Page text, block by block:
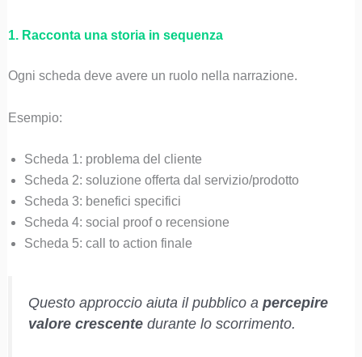
1. Racconta una storia in sequenza
Ogni scheda deve avere un ruolo nella narrazione.
Esempio:
Scheda 1: problema del cliente
Scheda 2: soluzione offerta dal servizio/prodotto
Scheda 3: benefici specifici
Scheda 4: social proof o recensione
Scheda 5: call to action finale
Questo approccio aiuta il pubblico a percepire
valore crescentedurante lo scorrimento.